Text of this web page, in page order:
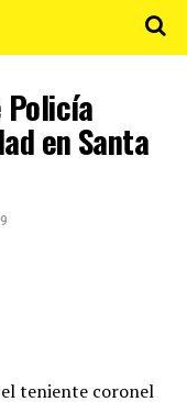
Policía
en Santa
teniente coronel